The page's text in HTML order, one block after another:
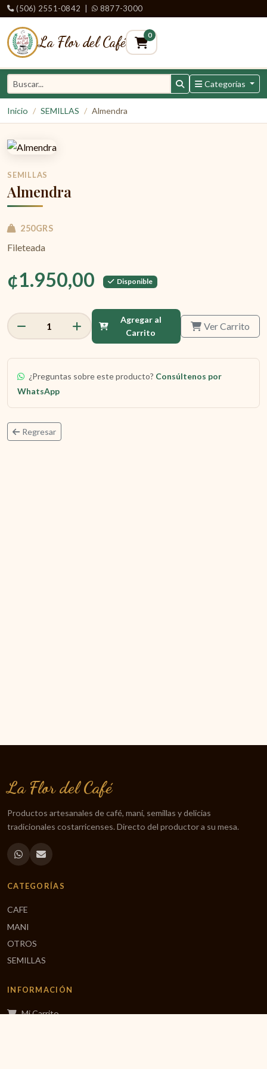
(506) 2551-0842 8877-3000
La Flor del Café 0
Categorías
Inicio SEMILLAS Almendra
SEMILLAS
Almendra
250GRS
Fileteada
¢1.950,00 Disponible
1
Agregar al
Carrito
Ver Carrito
¿Preguntas sobre este producto? Consúltenos por
WhatsApp
Regresar
La Flor del Café
Productos artesanales de café, maní, semillas y delicias
tradicionales costarricenses. Directo del productor a su mesa.
CATEGORÍAS
CAFE
MANI
OTROS
SEMILLAS
INFORMACIÓN
Mi Carrito